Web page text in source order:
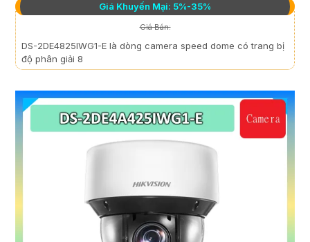
Giá Khuyến Mại: 5%-35%
Giá Bán:
DS-2DE4825IWG1-E là dòng camera speed dome có trang bị
độ phân giải 8